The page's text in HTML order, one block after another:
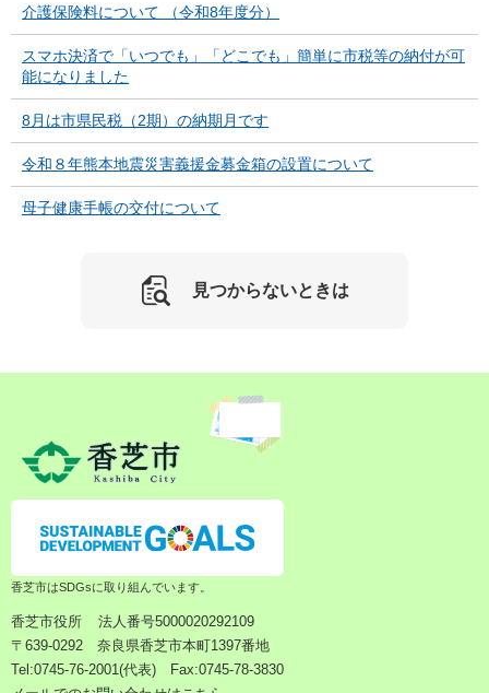
介護保険料について （令和8年度分）
スマホ決済で「いつでも」「どこでも」簡単に市税等の納付が可
能になりました
8月は市県民税（2期）の納期月です
令和８年熊本地震災害義援金募金箱の設置について
母子健康手帳の交付について
見つからないときは
香芝市はSDGsに取り組んでいます。
香芝市役所
法人番号5000020292109
〒639-0292 奈良県香芝市本町1397番地
Tel:0745-76-2001(代表) Fax:0745-78-3830